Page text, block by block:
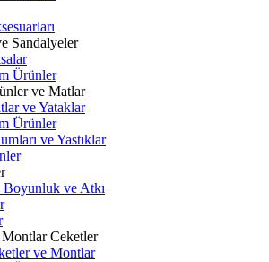
Sandalyeler
Ürünler
ve Matlar
ve Yataklar
Ürünler
ve Yastıklar
Boyunluk ve Atkı
Ceketler
ve Montlar